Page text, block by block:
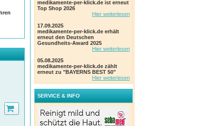
medikamente-per-klick.de ist erneut
Top Shop 2026
Hier weiterlesen
17.09.2025
medikamente-per-klick.de erhält
erneut den Deutschen
Gesundheits-Award 2025
Hier weiterlesen
05.08.2025
medikamente-per-klick.de zählt
erneut zu "BAYERNS BEST 50"
Hier weiterlesen
SERVICE & INFO